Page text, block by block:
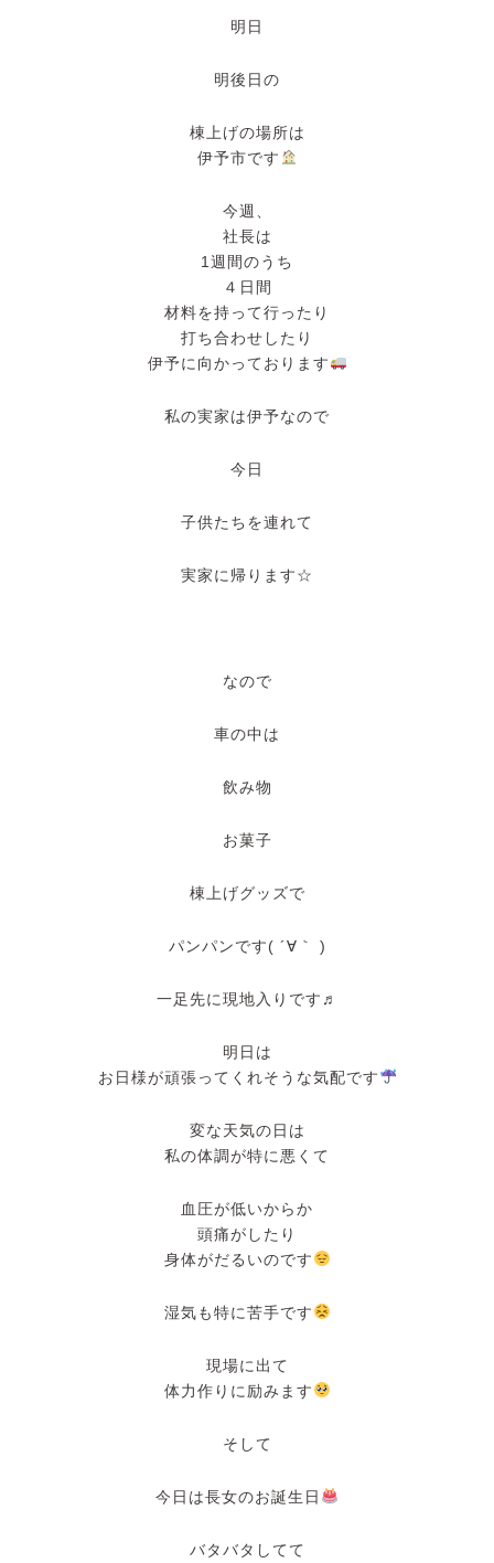
明日
明後日の
棟上げの場所は
伊予市です
今週、
社長は
1週間のうち
４日間
材料を持って行ったり
打ち合わせしたり
伊予に向かっております
私の実家は伊予なので
今日
子供たちを連れて
実家に帰ります☆
なので
車の中は
飲み物
お菓子
棟上げグッズで
パンパンです( ´∀｀ )
一足先に現地入りです♬
明日は
お日様が頑張ってくれそうな気配です
変な天気の日は
私の体調が特に悪くて
血圧が低いからか
頭痛がしたり
身体がだるいのです
湿気も特に苦手です
現場に出て
体力作りに励みます
そして
今日は長女のお誕生日
バタバタしてて